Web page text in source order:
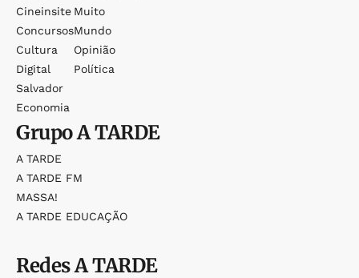
Cineinsite
Concursos
Cultura
Digital
Salvador
Economia
Muito
Mundo
Opinião
Política
GrupoA TARDE
A TARDE
A TARDE FM
MASSA!
A TARDE EDUCAÇÃO
RedesA TARDE